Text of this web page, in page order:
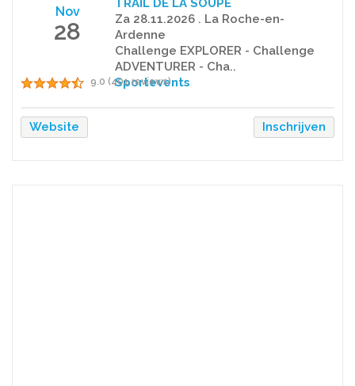
Nov
28
TRAIL DE LA SOUPE
Za 28.11.2026 . La Roche-en-
Ardenne
Challenge EXPLORER - Challenge
ADVENTURER - Cha..
Sportevents
9.0 (401 reviews)
Website Inschrijven